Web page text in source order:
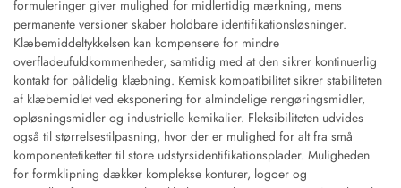
formuleringer giver mulighed for midlertidig mærkning, mens
permanente versioner skaber holdbare identifikationsløsninger.
Klæbemiddeltykkelsen kan kompensere for mindre
overfladeufuldkommenheder, samtidig med at den sikrer kontinuerlig
kontakt for pålidelig klæbning. Kemisk kompatibilitet sikrer stabiliteten
af klæbemidlet ved eksponering for almindelige rengøringsmidler,
opløsningsmidler og industrielle kemikalier. Fleksibiliteten udvides
også til størrelsestilpasning, hvor der er mulighed for alt fra små
komponentetiketter til store udstyrsidentifikationsplader. Muligheden
for formklipning dækker komplekse konturer, logoer og